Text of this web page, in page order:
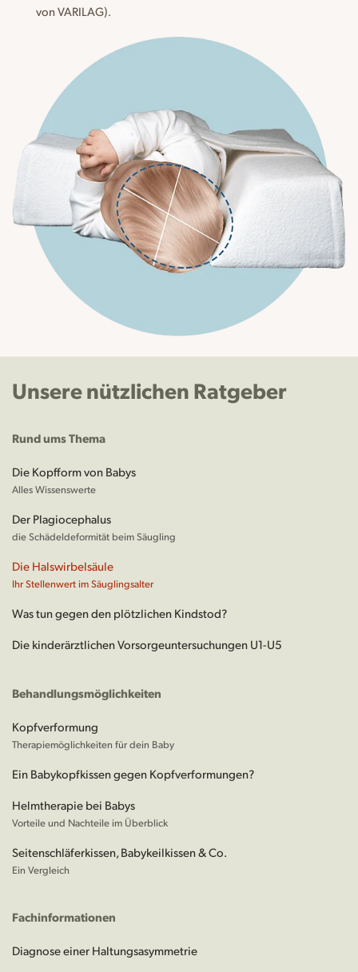
von VARILAG).
Unsere nützlichen Ratgeber
Rund ums Thema
Die Kopfform von Babys
Alles Wissenswerte
Der Plagiocephalus
die Schädeldeformität beim Säugling
Die Halswirbelsäule
Ihr Stellenwert im Säuglingsalter
Was tun gegen den plötzlichen Kindstod?
Die kinderärztlichen Vorsorgeuntersuchungen U1-U5
Behandlungsmöglichkeiten
Kopfverformung
Therapiemöglichkeiten für dein Baby
Ein Babykopfkissen gegen Kopfverformungen?
Helmtherapie bei Babys
Vorteile und Nachteile im Überblick
Seitenschläferkissen, Babykeilkissen & Co.
Ein Vergleich
Fachinformationen
Diagnose einer Haltungsasymmetrie